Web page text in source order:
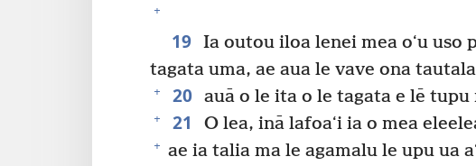
+
19 Ia outou iloa lenei mea oʻu uso
tagata uma, ae aua le vave ona
+ 20 auā o le ita o le tagata e lē
+ 21 O lea, inā lafoaʻi ia o mea
+ ae ia talia ma le agamalu le upu ua